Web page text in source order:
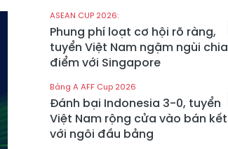
ASEAN CUP 2026:
Phung phí loạt cơ hội rõ ràng,
tuyển Việt Nam ngậm ngùi chia
điểm với Singapore
Bảng A AFF Cup 2026
Đánh bại Indonesia 3-0, tuyển
Việt Nam rộng cửa vào bán kết
với ngôi đầu bảng